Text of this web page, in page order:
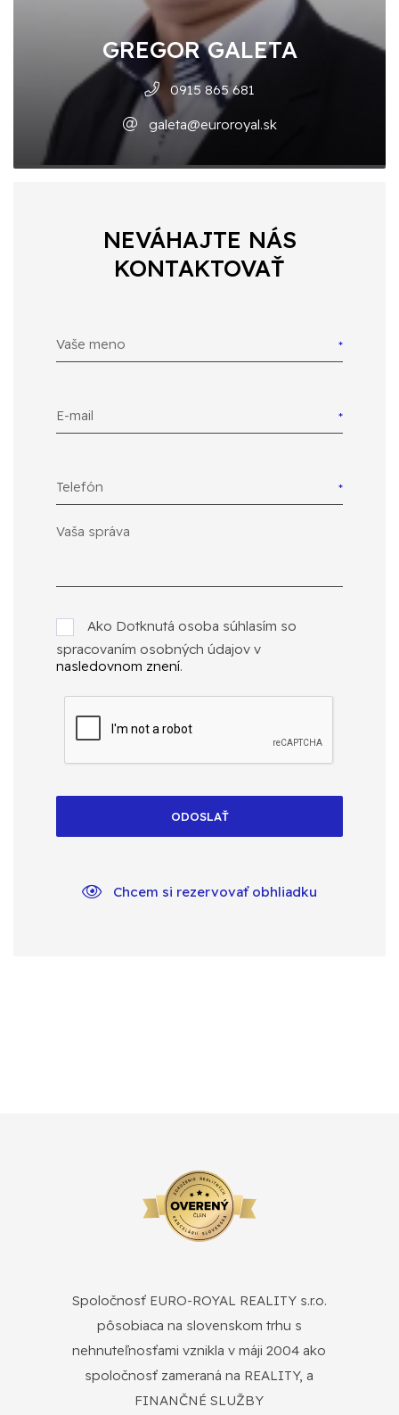
GREGOR GALETA
0915 865 681
galeta@euroroyal.sk
NEVÁHAJTE NÁS
KONTAKTOVAŤ
Vaše meno
E-mail
Telefón
Ako Dotknutá osoba súhlasím so
spracovaním osobných údajov v
nasledovnom znení.
ODOSLAŤ
Chcem si rezervovať obhliadku
Spoločnosť EURO-ROYAL REALITY s.r.o.
pôsobiaca na slovenskom trhu s
nehnuteľnosťami vznikla v máji 2004 ako
spoločnosť zameraná na REALITY, a
FINANČNÉ SLUŽBY